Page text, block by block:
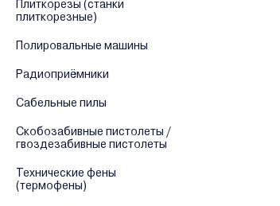
Плиткорезы (станки
плиткорезные)
Полировальные машины
Радиоприёмники
Сабельные пилы
Скобозабивные пистолеты /
гвоздезабивные пистолеты
Технические фены
(термофены)